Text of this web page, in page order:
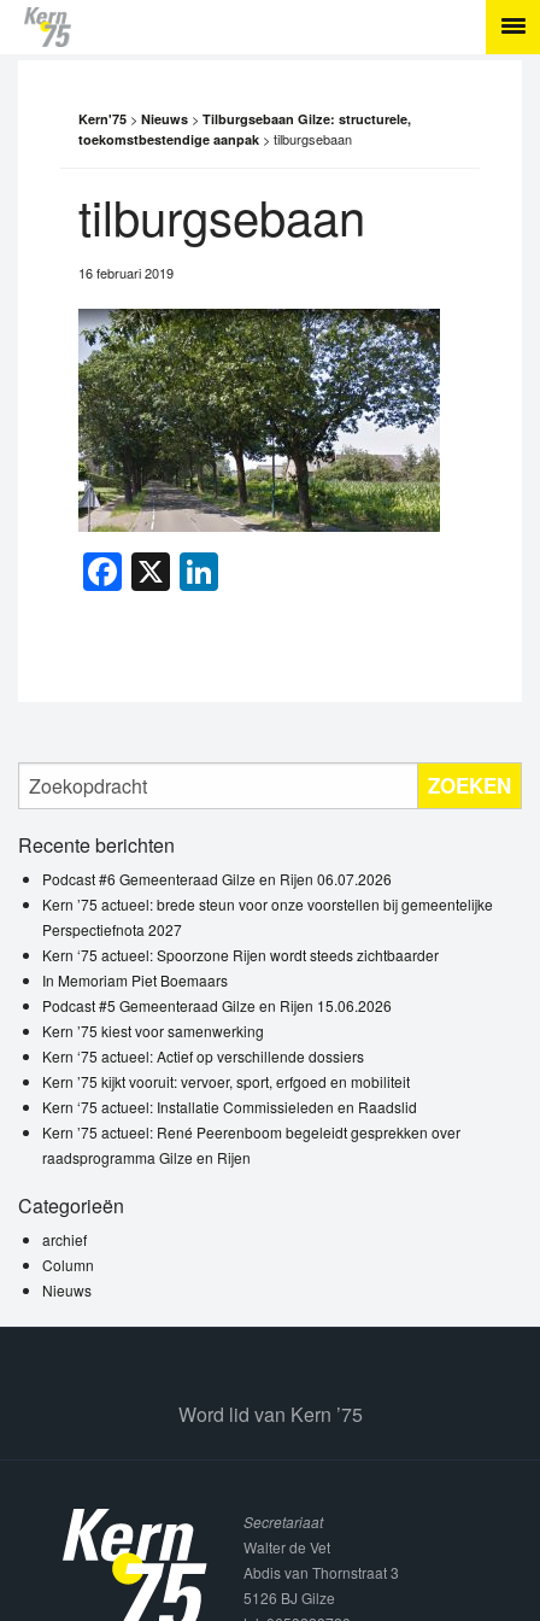
Kern'75 > Nieuws > Tilburgsebaan Gilze: structurele,
toekomstbestendige aanpak > tilburgsebaan
tilburgsebaan
16 februari 2019
Facebook
X
ZOEKEN
Recente berichten
Podcast #6 Gemeenteraad Gilze en Rijen 06.07.2026
Kern ’75 actueel: brede steun voor onze voorstellen bij gemeentelijke
Perspectiefnota 2027
Kern ‘75 actueel: Spoorzone Rijen wordt steeds zichtbaarder
In Memoriam Piet Boemaars
Podcast #5 Gemeenteraad Gilze en Rijen 15.06.2026
Kern ’75 kiest voor samenwerking
Kern ‘75 actueel: Actief op verschillende dossiers
Kern ’75 kijkt vooruit: vervoer, sport, erfgoed en mobiliteit
Kern ‘75 actueel: Installatie Commissieleden en Raadslid
Kern ’75 actueel: René Peerenboom begeleidt gesprekken over
raadsprogramma Gilze en Rijen
Categorieën
archief
Column
Nieuws
Word lid van Kern ’75
Secretariaat
Walter de Vet
Abdis van Thornstraat 3
5126 BJ Gilze